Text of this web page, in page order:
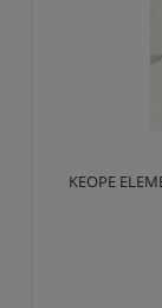
KEOPE